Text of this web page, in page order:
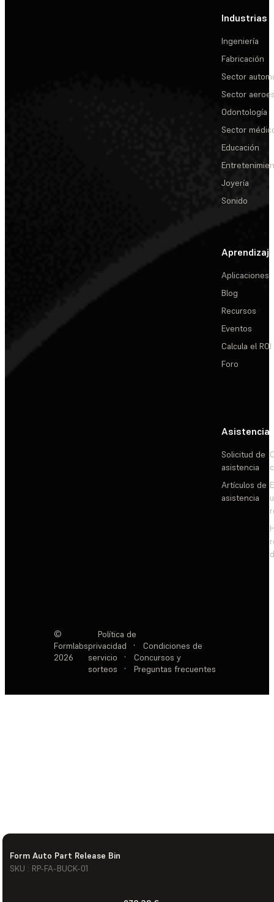
Form Auto Part Release Bin
SKU : RP-FA-BUCK-01
Industrias
Ingeniería
Fabricación
Sector
Sector
Odontología
Sector
Educación
Joyería
Sonido
Aprendizaje
Aplicaciones
Blog
Recursos
Eventos
Calcula el ROI
Foro
Asistencia
Solicitud de
asistencia
Artículos de
asistencia
©
Formlabs
2026
Política de
privacidad
·
Condiciones de
servicio
·
Concursos y
sorteos
· Preguntas frecuentes